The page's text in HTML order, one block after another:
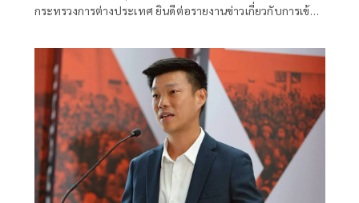
กระทรวงการต่างประเทศ ยินดีต่อรายงานข่าวเกี่ยวกับการเข้า
ระหว่างประเทศประจำเมียนมา ซึ่งเกิดขึ้นภายหลังการประชุม
อย่างไม่เป็นทางการระหว่างรัฐมนตรีต่างประเทศอ